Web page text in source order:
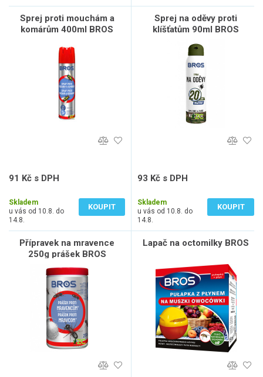
Sprej proti mouchám a
komárům 400ml BROS
91 Kč s DPH
Skladem
u vás od 10.8. do
14.8.
KOUPIT
Sprej na oděvy proti
klíšťatům 90ml BROS
93 Kč s DPH
Skladem
u vás od 10.8. do
14.8.
KOUPIT
Přípravek na mravence
250g prášek BROS
Lapač na octomilky BROS